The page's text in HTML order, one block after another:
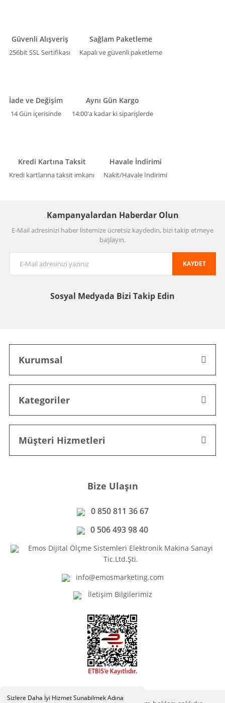
Sizlere Daha İyi Hizmet Sunabilmek Adına
Güvenli Alışveriş
256bit SSL Sertifikası
Sağlam Paketleme
Kapalı ve güvenli paketleme
İade ve Değişim
14 Gün içerisinde
Aynı Gün Kargo
14:00'a kadar ki siparişlerde
Kredi Kartına Taksit
Kredi kartlarına taksit imkanı
Havale İndirimi
Nakit/Havale İndirimi
Kampanyalardan Haberdar Olun
E-Mail adresinizi haber listemize ücretsiz kaydedin, bizi takip etmeye
başlayın.
KAYDET
Sosyal Medyada Bizi Takip Edin
Kurumsal
Kategoriler
Müşteri Hizmetleri
Bize Ulaşın
0 850 811 36 67
0 506 493 98 40
Emos Dijital Ölçme Sistemleri Elektronik Makina Sanayi
Tic.Ltd.Şti.
info@emosmarketing.com
İletişim Bilgilerimiz